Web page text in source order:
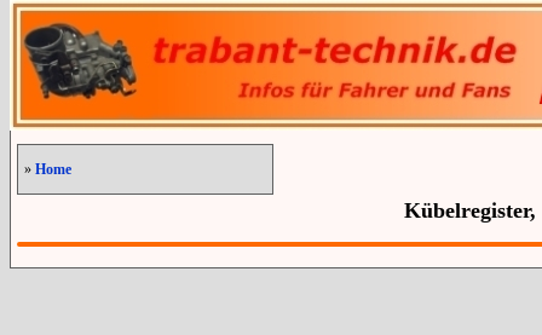
» Home
Kübelregister,